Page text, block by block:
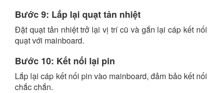
Bước 9: Lắp lại quạt tản nhiệt
Đặt quạt tản nhiệt trở lại vị trí cũ và gắn lại cáp kết nối
quạt với mainboard.
Bước 10: Kết nối lại pin
Lắp lại cáp kết nối pin vào mainboard, đảm bảo kết nối
chắc chắn.